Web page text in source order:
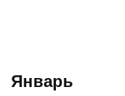
Январь